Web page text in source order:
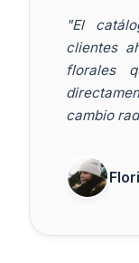
"El
clientes
florales
cambio